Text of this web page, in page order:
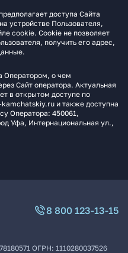
доступа Сайта
устройстве Пользователя,
cookie. Cookie не позволяет
получить его адрес,
Оператором, о чем
Сайт оператора. Актуальная
в открытом доступе по
и также доступна
Оператора: 450061,
Уфа, Интернациональная ул.,
8 800 123-13-15
ОГРН: 1110280037526